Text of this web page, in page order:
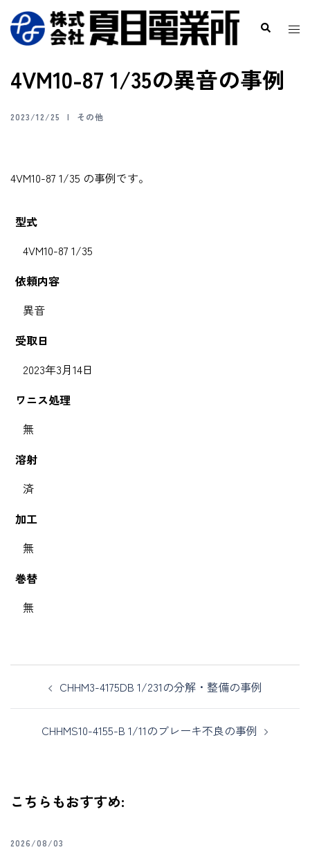
4VM10-87 1/35の異音の事例
2023/12/25 その他
4VM10-87 1/35 の事例です。
型式
4VM10-87 1/35
依頼内容
異音
受取日
2023年3月14日
ワニス処理
無
溶射
済
加工
無
巻替
無
CHHM3-4175DB 1/231の分解・整備の事例
CHHMS10-4155-B 1/11のブレーキ不良の事例
こちらもおすすめ:
2026/08/03